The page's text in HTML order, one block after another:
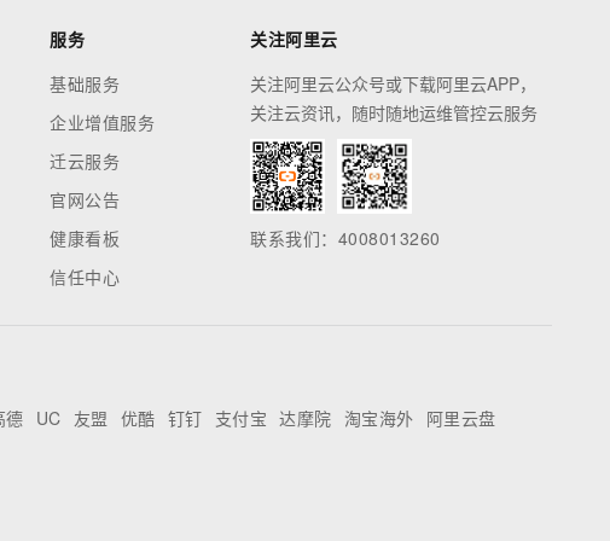
服务
基础服务
企业增值服务
迁云服务
官网公告
健康看板
信任中心
关注阿里云
关注阿里云公众号或下载阿里云APP，
关注云资讯，随时随地运维管控云服务
联系我们：4008013260
德 UC 友盟 优酷 钉钉 支付宝 达摩院 淘宝海外 阿里云盘